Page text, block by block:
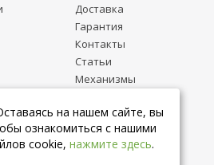
Доставка
Гарантия
Контакты
Статьи
Механизмы
Публичная оферта
на нашем сайте, вы
ознакомиться с нашими
cookie, нажмите здесь.